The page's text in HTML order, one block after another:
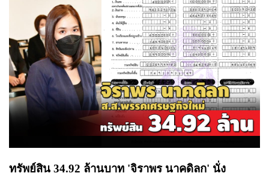
ทรัพย์สิน 34.92 ล้านบาท 'จิราพร นาคดิลก' นั่ง